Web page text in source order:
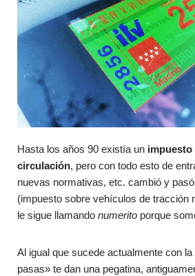
Hasta los años 90 existía un
circulación, pero con todo esto de
nuevas normativas, etc. cambió y
(impuesto sobre vehículos de tracción
le sigue llamando numerito porque
Al igual que sucede actualmente con
pasas» te dan una pegatina,